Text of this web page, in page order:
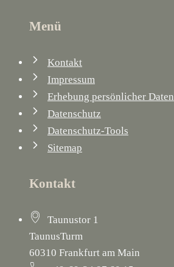
Menü
Kontakt
Impressum
Erhebung persönlicher Daten
Datenschutz
Datenschutz-Tools
Sitemap
Kontakt
Taunustor 1
TaunusTurm
60310 Frankfurt am Main